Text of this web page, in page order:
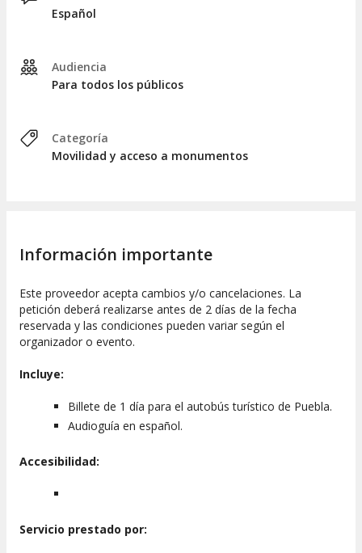
Este servicio se encuentra disponible
duración total del recorrido es de aproximadamente
Los menores de 4 años podrán acceder de manera gratuita,
aunque deberán mantenerse sentados en el regazo de un
Español
Audiencia
Para todos los públicos
Categoría
Movilidad y acceso a monumentos
Información importante
Este proveedor acepta cambios y/o cancelaciones. La
petición deberá realizarse antes de 2 días de la fecha
reservada y las condiciones pueden variar según el
organizador o evento.
Incluye:
Billete de 1 día para el autobús turístico de Puebla.
Audioguía en español.
Accesibilidad:
Servicio prestado por: